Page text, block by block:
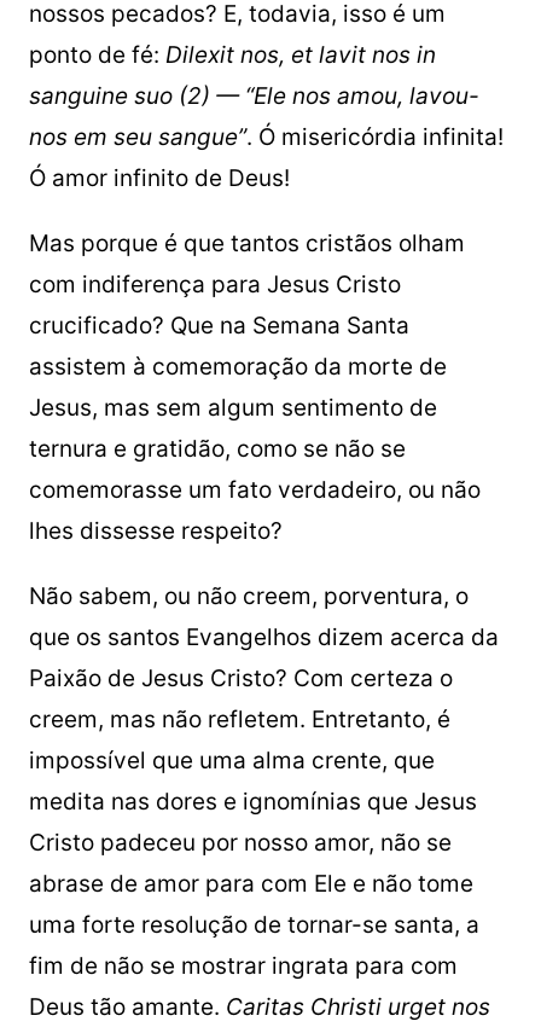
nossos pecados? E, todavia, isso é um
ponto de fé: Dilexit nos, et lavit nos in
sanguine suo (2) — “Ele nos amou, lavou-
nos em seu sangue”. Ó misericórdia infinita!
Ó amor infinito de Deus!
Mas porque é que tantos cristãos olham
com indiferença para Jesus Cristo
crucificado? Que na Semana Santa
assistem à comemoração da morte de
Jesus, mas sem algum sentimento de
ternura e gratidão, como se não se
comemorasse um fato verdadeiro, ou não
lhes dissesse respeito?
Não sabem, ou não creem, porventura, o
que os santos Evangelhos dizem acerca da
Paixão de Jesus Cristo? Com certeza o
creem, mas não refletem. Entretanto, é
impossível que uma alma crente, que
medita nas dores e ignomínias que Jesus
Cristo padeceu por nosso amor, não se
abrase de amor para com Ele e não tome
uma forte resolução de tornar-se santa, a
fim de não se mostrar ingrata para com
Deus tão amante. Caritas Christi urget nos